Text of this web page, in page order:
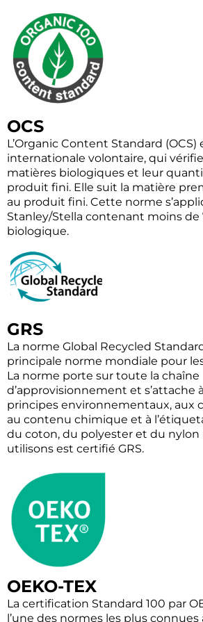
OCS
L’Organic Content Standard
internationale volontaire, qui
matières biologiques et leur
produit fini. Elle suit la matière
au produit fini. Cette norme
Stanley/Stella contenant moins de
biologique.
GRS
La norme Global Recycled
principale norme mondiale pour
La norme porte sur toute la chaîne
d’approvisionnement et s’attache
principes environnementaux, aux
au contenu chimique et à
du coton, du polyester et du nylon
utilisons est certifié GRS.
OEKO-TEX
La certification Standard 100 par
l’une des normes les plus